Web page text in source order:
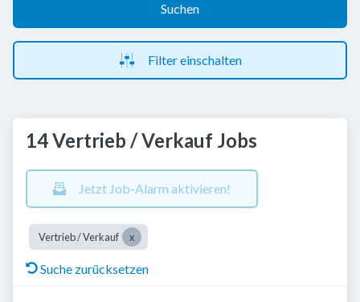
Suchen
Filter einschalten
14 Vertrieb / Verkauf Jobs
Jetzt Job-Alarm aktivieren!
Vertrieb / Verkauf
Suche zurücksetzen